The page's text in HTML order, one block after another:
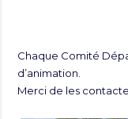
Chaque Comité
d’animation.
Merci de les